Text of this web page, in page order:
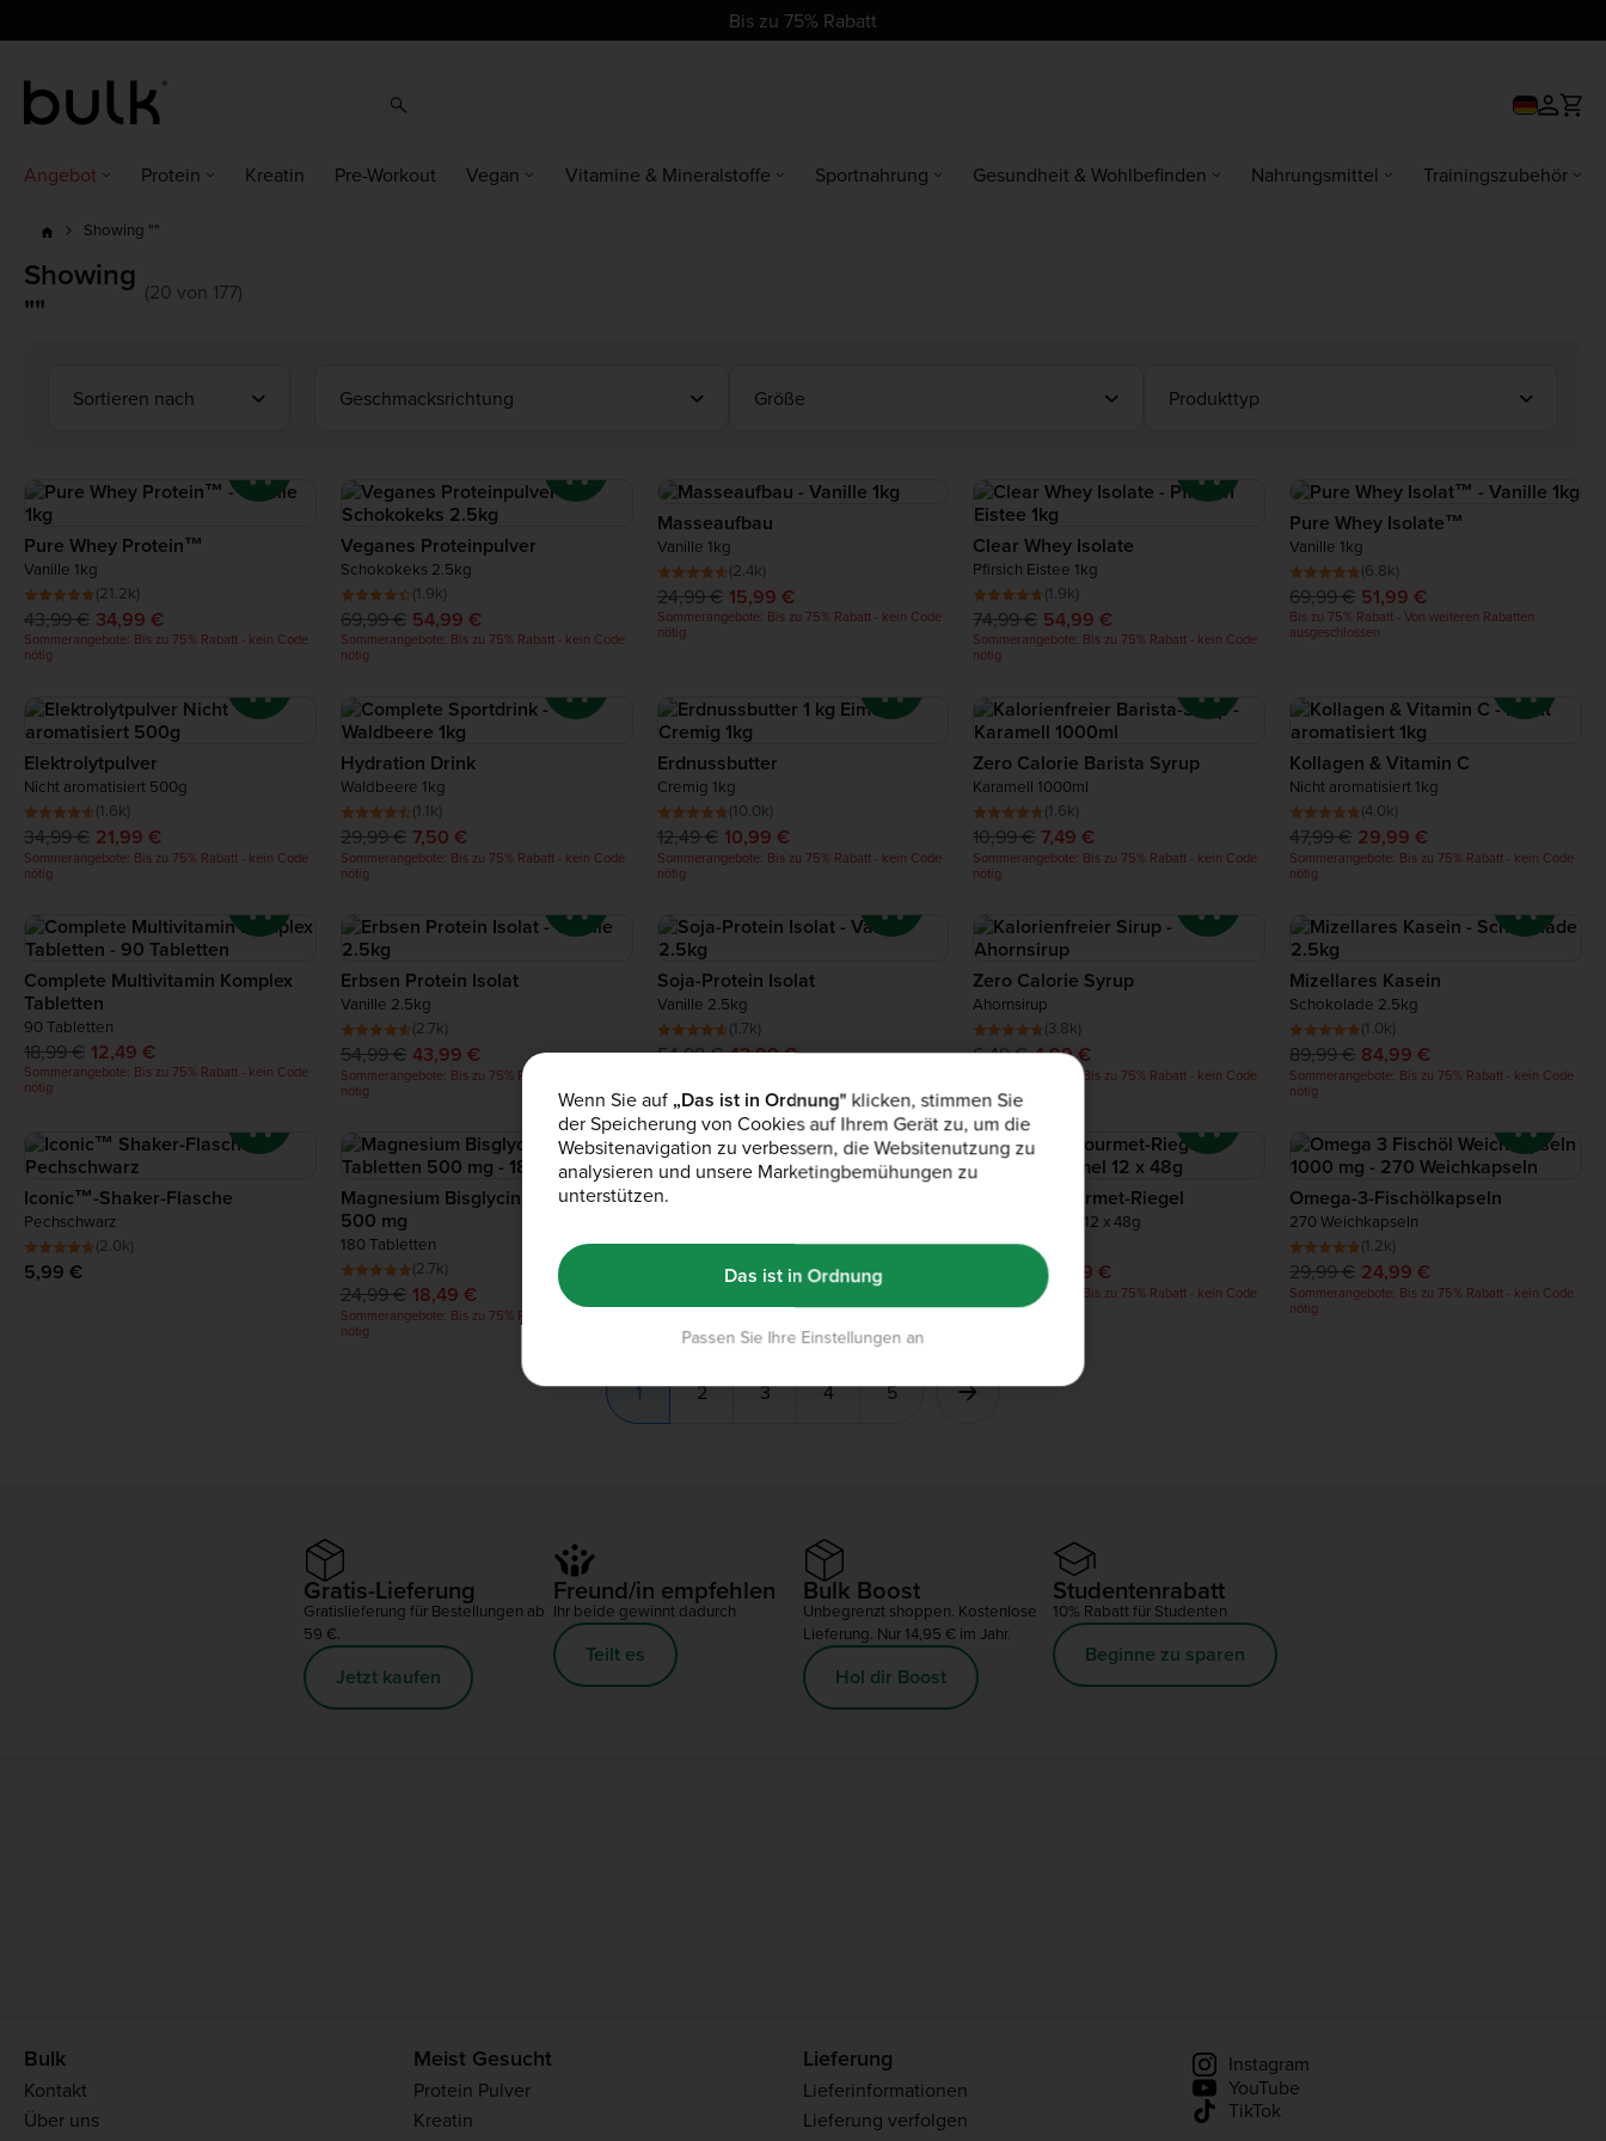
Bis zu 75% Rabatt
Angebot Protein Kreatin Pre-Workout Vegan Vitamine & Mineralstoffe Sportnahrung Gesundheit & Wohlbefinden Nahrungsmittel Trainingszubehör
Showing ""
Showing
""
(20 von 177)
Sortieren nach Geschmacksrichtung Größe Produkttyp
Pure Whey Protein™
Vanille 1kg
(21.2k)
43,99 € 34,99 €
Sommerangebote: Bis zu 75% Rabatt - kein Code
nötig
Veganes Proteinpulver
Schokokeks 2.5kg
(1.9k)
69,99 € 54,99 €
Sommerangebote: Bis zu 75% Rabatt - kein Code
nötig
Masseaufbau
Vanille 1kg
(2.4k)
24,99 € 15,99 €
Sommerangebote: Bis zu 75% Rabatt - kein Code
nötig
Clear Whey Isolate
Pfirsich Eistee 1kg
(1.9k)
74,99 € 54,99 €
Sommerangebote: Bis zu 75% Rabatt - kein Code
nötig
Pure Whey Isolate™
Vanille 1kg
(6.8k)
69,99 € 51,99 €
Bis zu 75% Rabatt - Von weiteren Rabatten
ausgeschlossen
Elektrolytpulver
Nicht aromatisiert 500g
(1.6k)
34,99 € 21,99 €
Sommerangebote: Bis zu 75% Rabatt - kein Code
nötig
Hydration Drink
Waldbeere 1kg
(1.1k)
29,99 € 7,50 €
Sommerangebote: Bis zu 75% Rabatt - kein Code
nötig
Erdnussbutter
Cremig 1kg
(10.0k)
12,49 € 10,99 €
Sommerangebote: Bis zu 75% Rabatt - kein Code
nötig
Zero Calorie Barista Syrup
Karamell 1000ml
(1.6k)
10,99 € 7,49 €
Sommerangebote: Bis zu 75% Rabatt - kein Code
nötig
Kollagen & Vitamin C
Nicht aromatisiert 1kg
(4.0k)
47,99 € 29,99 €
Sommerangebote: Bis zu 75% Rabatt - kein Code
nötig
Complete Multivitamin Komplex
Tabletten
90 Tabletten
18,99 € 12,49 €
Sommerangebote: Bis zu 75% Rabatt - kein Code
nötig
Erbsen Protein Isolat
Vanille 2.5kg
(2.7k)
54,99 € 43,99 €
Sommerangebote: Bis zu 75% Rabatt - kein Code
nötig
Soja-Protein Isolat
Vanille 2.5kg
(1.7k)
54,99 € 43,99 €
nötig
Zero Calorie Syrup
Ahornsirup
(3.8k)
6,49 € 4,99 €
Sommerangebote: Bis zu 75% Rabatt - kein Code
nötig
Mizellares Kasein
Schokolade 2.5kg
(1.0k)
89,99 € 84,99 €
Sommerangebote: Bis zu 75% Rabatt - kein Code
nötig
Iconic™-Shaker-Flasche
Pechschwarz
(2.0k)
5,99 €
Magnesium Bisglycinat Tabletten
500 mg
180 Tabletten
(2.7k)
24,99 € 18,49 €
Sommerangebote: Bis zu 75% Rabatt - kein Code
nötig
KSM Ashwagandha Kapseln
(752)
22,99 €
Sommerangebote: Bis zu 75% Rabatt - kein Code
nötig
Veganer Gourmet-Riegel
Salted Caramel 12 x 48g
27,99 €
Sommerangebote: Bis zu 75% Rabatt - kein Code
nötig
Omega-3-Fischölkapseln
270 Weichkapseln
(1.2k)
29,99 € 24,99 €
Sommerangebote: Bis zu 75% Rabatt - kein Code
nötig
1 2 3 4 5
Gratis-Lieferung
Gratislieferung für Bestellungen ab
59 €.
Jetzt kaufen
Freund/in empfehlen
Ihr beide gewinnt dadurch
Teilt es
Bulk Boost
Unbegrenzt shoppen. Kostenlose
Lieferung. Nur 14,95 € im Jahr.
Hol dir Boost
Studentenrabatt
10% Rabatt für Studenten
Beginne zu sparen
Bulk
Kontakt
Über uns
Meist Gesucht
Protein Pulver
Kreatin
Lieferung
Lieferinformationen
Lieferung verfolgen
Instagram
YouTube
TikTok
Wenn Sie auf „Das ist in Ordnung"klicken, stimmen Sie
der Speicherung von Cookies auf Ihrem Gerät zu, um die
Websitenavigation zu verbessern, die Websitenutzung zu
analysieren und unsere Marketingbemühungen zu
unterstützen.
Passen Sie Ihre Einstellungen an
Das ist in Ordnung